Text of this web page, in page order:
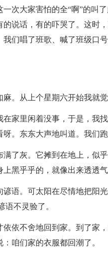
大家害怕的全“啊”的叫了
说话，有的吓哭了。这时
们唱了班歌、喊了班级口
从上个星期六开始我就觉
里闲着没事，于是，我找
。东东大声地叫道。我们跑
灰。它摊到在地上，似
黑乎乎的，就像出来透透气
。可太阳在尽情地把阳
语不灵验了。
不舍地回到家。到了家，
咱们家的衣服都回潮了。